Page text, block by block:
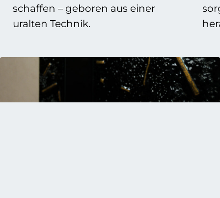
schaffen – geboren aus einer
uralten Technik.